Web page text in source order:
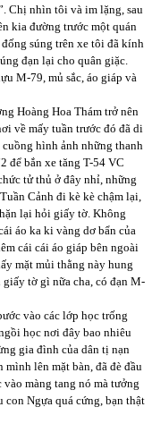
Chị nhìn tôi và im lặng, sau
kia đường trước một quán
súng trên xe tôi đã kính
đạn lại cho quân giặc.
M-79, mủ sắc, áo giáp và
Hoàng Hoa Thám trở nên
về mấy tuần trước đó đã di
hình ảnh những thanh
để bắn xe tăng T-54 VC
tử thủ ở đây nhỉ, những
Cảnh đi kè kè chậm lại,
lại hỏi giấy tờ. Không
áo ka ki vàng dơ bẩn của
cái cái áo giáp bên ngoài
mặt mủi thằng này hung
tờ gì nữa cha, có đạn M-
vào các lớp học trống
học nơi đây bao nhiêu
gia đình của dân tị nạn
lên mặt bàn, đã đè đầu
màng tang nó mà tưởng
Ngựa quá cứng, bạn thật